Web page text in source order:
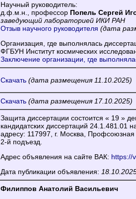
Научный руководитель:
д.ф.м.н., профессор Попель Сергей
заведующий лабораторией ИКИ РАН
Отзыв научного руководителя (дата
Организация, где выполнялась
ФГБУН Институт космических
Заключение организации, где
Скачать (дата размещения 11.10.2025)
Скачать (дата размещения 17.10.2025)
Защита диссертации состоится « 19 »
кандидатских диссертаций 24.1.481.01
адресу: 117997, г. Москва,
2-й подъезд.
Адрес объявления на сайте ВАК: https://
Дата публикации объявления:
Филиппов Анатолий Васильевич